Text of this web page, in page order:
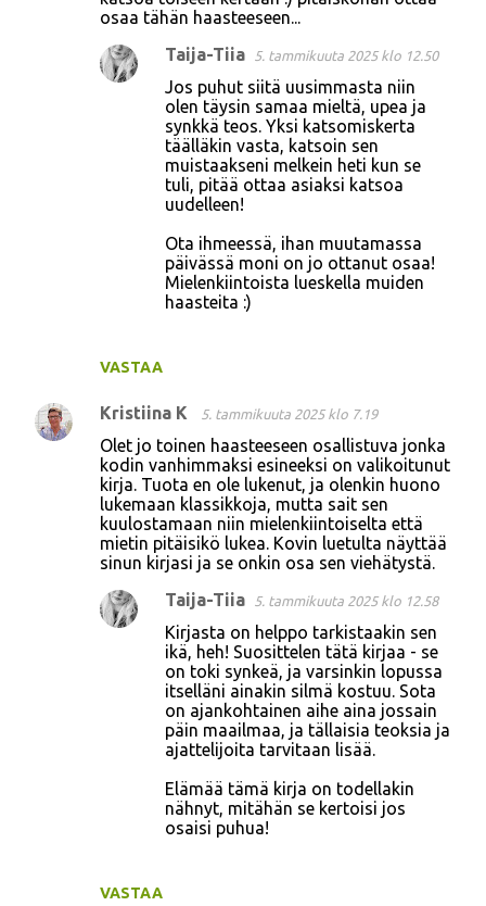
osaa tähän haasteeseen...
VASTAA
Taija-Tiia 5. tammikuuta 2025 klo 12.50
Jos puhut siitä uusimmasta niin
olen täysin samaa mieltä, upea ja
synkkä teos. Yksi katsomiskerta
täälläkin vasta, katsoin sen
muistaakseni melkein heti kun se
tuli, pitää ottaa asiaksi katsoa
uudelleen!
Ota ihmeessä, ihan muutamassa
päivässä moni on jo ottanut osaa!
Mielenkiintoista lueskella muiden
haasteita :)
Kristiina K 5. tammikuuta 2025 klo 7.19
Olet jo toinen haasteeseen osallistuva jonka
kodin vanhimmaksi esineeksi on valikoitunut
kirja. Tuota en ole lukenut, ja olenkin huono
lukemaan klassikkoja, mutta sait sen
kuulostamaan niin mielenkiintoiselta että
mietin pitäisikö lukea. Kovin luetulta näyttää
sinun kirjasi ja se onkin osa sen viehätystä.
VASTAA
Taija-Tiia 5. tammikuuta 2025 klo 12.58
Kirjasta on helppo tarkistaakin sen
ikä, heh! Suosittelen tätä kirjaa - se
on toki synkeä, ja varsinkin lopussa
itselläni ainakin silmä kostuu. Sota
on ajankohtainen aihe aina jossain
päin maailmaa, ja tällaisia teoksia ja
ajattelijoita tarvitaan lisää.
Elämää tämä kirja on todellakin
nähnyt, mitähän se kertoisi jos
osaisi puhua!